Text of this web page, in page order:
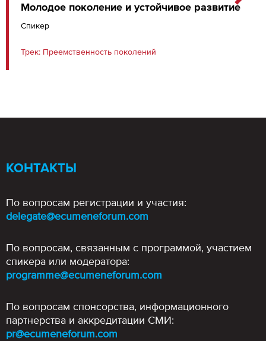
Молодое поколение и устойчивое развитие
Спикер
Трек: Преемственность поколений
КОНТАКТЫ
По вопросам регистрации и участия:
delegate@ecumeneforum.com
По вопросам, связанным с программой, участием
спикера или модератора:
programme@ecumeneforum.com
По вопросам спонсорства, информационного
партнерства и аккредитации СМИ:
pr@ecumeneforum.com